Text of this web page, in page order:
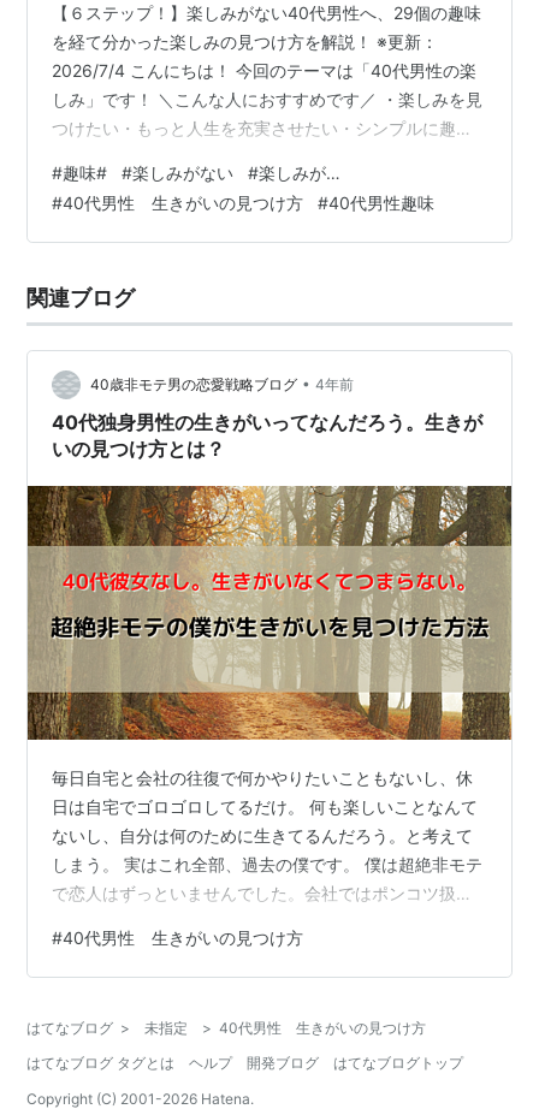
【６ステップ！】楽しみがない40代男性へ、29個の趣味
を経て分かった楽しみの見つけ方を解説！ ※更新：
2026/7/4 こんにちは！ 今回のテーマは「40代男性の楽
しみ」です！ ＼こんな人におすすめです／ ・楽しみを見
つけたい・もっと人生を充実させたい・シンプルに趣味
がなく人生がつまらないと感じている 記事の内容▶【６
ステップ！】楽しみがない40代男性へ、29個の趣味を経
て分かった楽しみの見つけ方を解説！▶【仲間探し】40
▶【楽しみがない全ての40代男性へ】あなたの「楽し
み」はあなたにしか見つけられ…
#趣味# #楽しみがない #楽しみが…
#40代男性 生きがいの見つけ方 #40代男性趣味
関連ブログ
40歳非モテ男の恋愛戦略ブログ • 4年前
40代独身男性の生きがいってなんだろう。生きが
いの見つけ方とは？
毎日自宅と会社の往復で何かやりたいこともないし、休
日は自宅でゴロゴロしてるだけ。 何も楽しいことなんて
ないし、自分は何のために生きてるんだろう。と考えて
しまう。 実はこれ全部、過去の僕です。 僕は超絶非モテ
で恋人はずっといませんでした。会社ではポンコツ扱
る実感はありませんでした。 だから僕は何のために生き
てるんだろう。僕にとって生きがいって何なんだろうと
生きがいと幸福感を感じながら日常を送っています。 僕
がどうやって生きがいを見つけ、人生を充実させたのか
この記事で書いていきます。 この記事を読…
#40代男性 生きがいの見つけ方
はてなブログ > 未指定 > 40代男性 生きがいの見つけ方
はてなブログ タグとは
ヘルプ 開発ブログ
はてなブログトップ
Copyright (C) 2001-2026 Hatena.